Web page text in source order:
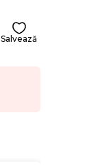
Salvează